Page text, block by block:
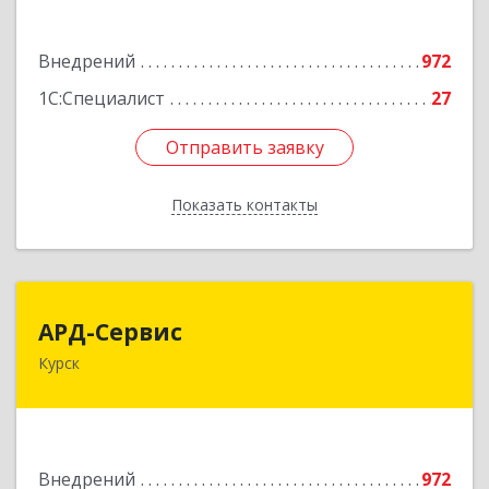
Внедрений
972
1С:Специалист
27
Отправить заявку
Показать контакты
Отправить заявку
Назад
АРД-Сервис
Курск
Внедрений
972
305035, Курская обл, Курск г, Овечкина ул, дом